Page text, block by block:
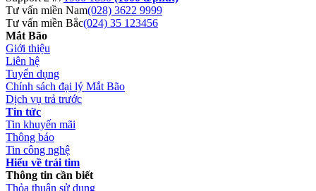
Tư vấn miền Nam(028) 3622 9999
Tư vấn miền Bắc(024) 35 123456
Mắt Bão
Giới thiệu
Liên hệ
Tuyển dụng
Chính sách đại lý Mắt Bão
Dịch vụ trả trước
Tin tức
Tin khuyến mãi
Thông báo
Tin công nghệ
Hiểu về trái tim
Thông tin cần biết
Thỏa thuận sử dụng